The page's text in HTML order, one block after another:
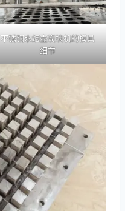
不锈钢水烟壶炭块机的模具
细节